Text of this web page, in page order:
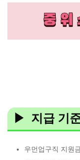
▶ 지급 기
우먼업구직 지원